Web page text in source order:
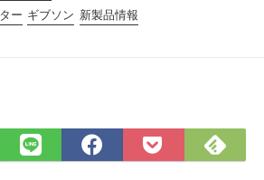
ー ギブソン 新製品情報
LINE
で
Facebook
で
Pocket
に
で